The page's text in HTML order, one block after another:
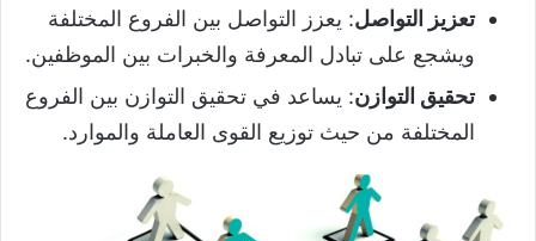
تعزيز التواصل: يعزز التواصل بين الفروع المختلفة
ويشجع على تبادل المعرفة والخبرات بين الموظفين.
تحقيق التوازن: يساعد في تحقيق التوازن بين الفروع
المختلفة من حيث توزيع القوى العاملة والموارد.